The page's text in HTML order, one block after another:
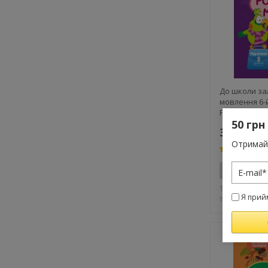
До школи
мовлення 6-
Робочий
35 грн.
Купити
Товар
тиражу
50
Отримай
Я